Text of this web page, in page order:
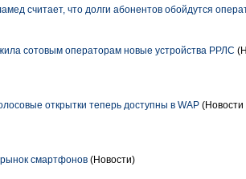
считает, что долги абонентов обойдутся
сотовым операторам новые устройства РРЛС
открытки теперь доступны в WAP (Новости
смартфонов (Новости)